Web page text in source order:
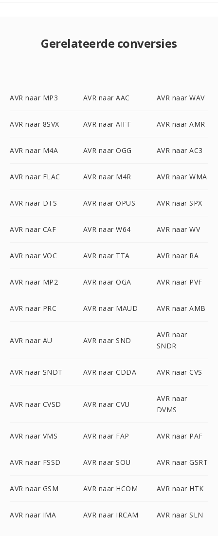
Gerelateerde conversies
AVR naar MP3 AVR naar AAC AVR naar WAV
AVR naar 8SVX AVR naar AIFF AVR naar AMR
AVR naar M4A AVR naar OGG AVR naar AC3
AVR naar FLAC AVR naar M4R AVR naar WMA
AVR naar DTS AVR naar OPUS AVR naar SPX
AVR naar CAF AVR naar W64 AVR naar WV
AVR naar VOC AVR naar TTA AVR naar RA
AVR naar MP2 AVR naar OGA AVR naar PVF
AVR naar PRC AVR naar MAUD AVR naar AMB
AVR naar AU AVR naar SND
AVR naar
SNDR
AVR naar SNDT AVR naar CDDA AVR naar CVS
AVR naar CVSD AVR naar CVU
AVR naar
DVMS
AVR naar VMS AVR naar FAP AVR naar PAF
AVR naar FSSD AVR naar SOU AVR naar GSRT
AVR naar GSM AVR naar HCOM AVR naar HTK
AVR naar IMA AVR naar IRCAM AVR naar SLN